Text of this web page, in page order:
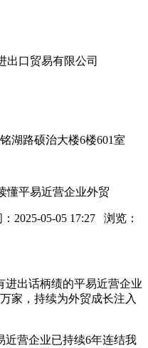
出口贸易有限公司
湖路硕治大楼6楼601室
懂平易近营企业外贸
2025-05-05 17:27 浏览：
出话柄绩的平易近营企业
家，持续为外贸成长注入
营企业已持续6年连结我